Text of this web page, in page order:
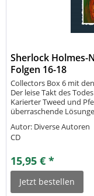
Sherlock Holmes-
Folgen 16-18
Collectors Box 6 mit
Der leise Takt des
Karierter Tweed und
überraschende
Autor: Diverse Autoren
CD
15,95 € *
Jetzt bestellen